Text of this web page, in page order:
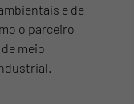
e de
o parceiro
meio